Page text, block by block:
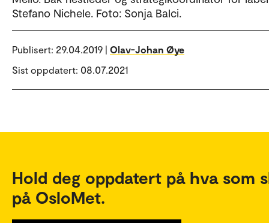
Stefano Nichele. Foto: Sonja Balci.
Publisert: 29.04.2019 | Olav-Johan Øye
Sist oppdatert: 08.07.2021
Hold deg oppdatert på hva som
på OsloMet.